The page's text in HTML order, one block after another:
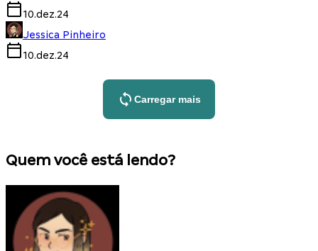
10.dez.24
Jessica Pinheiro
10.dez.24
Carregar mais
Quem você está lendo?